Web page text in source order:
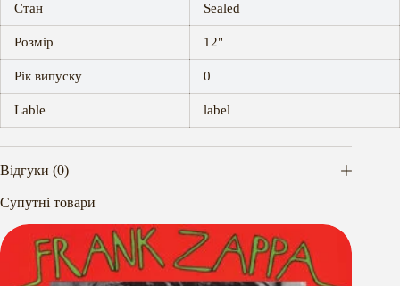
Стан Sealed
Розмір 12"
Рік випуску 0
Lable label
Відгуки (0)
Супутні товари